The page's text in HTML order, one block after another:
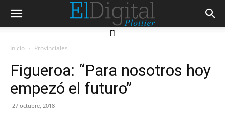
[]
Inicio Provinciales
Figueroa: “Para nosotros hoy
empezó el futuro”
27 octubre, 2018